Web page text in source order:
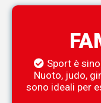
Sport è
Nuoto, judo,
sono ideali per